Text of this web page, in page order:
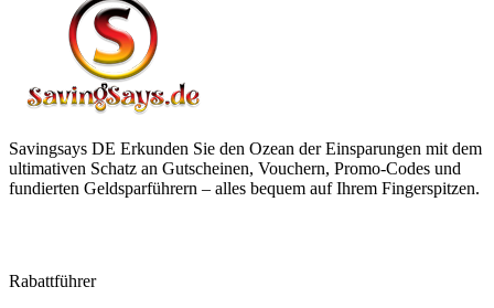
Savingsays DE Erkunden Sie den Ozean der Einsparungen mit dem
ultimativen Schatz an Gutscheinen, Vouchern, Promo-Codes und
fundierten Geldsparführern – alles bequem auf Ihrem Fingerspitzen.
Rabattführer